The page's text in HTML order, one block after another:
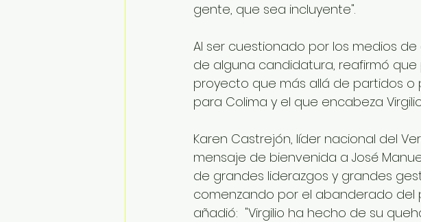
gente, que sea incluyente".
Al ser cuestionado por los medios
de alguna candidatura, reafirmó
proyecto que más allá de partidos
para Colima y el que encabeza
Karen Castrejón, líder nacional del
mensaje de bienvenida a José
de grandes liderazgos y grandes
comenzando por el abanderado del
añadió:  "Virgilio ha hecho de su